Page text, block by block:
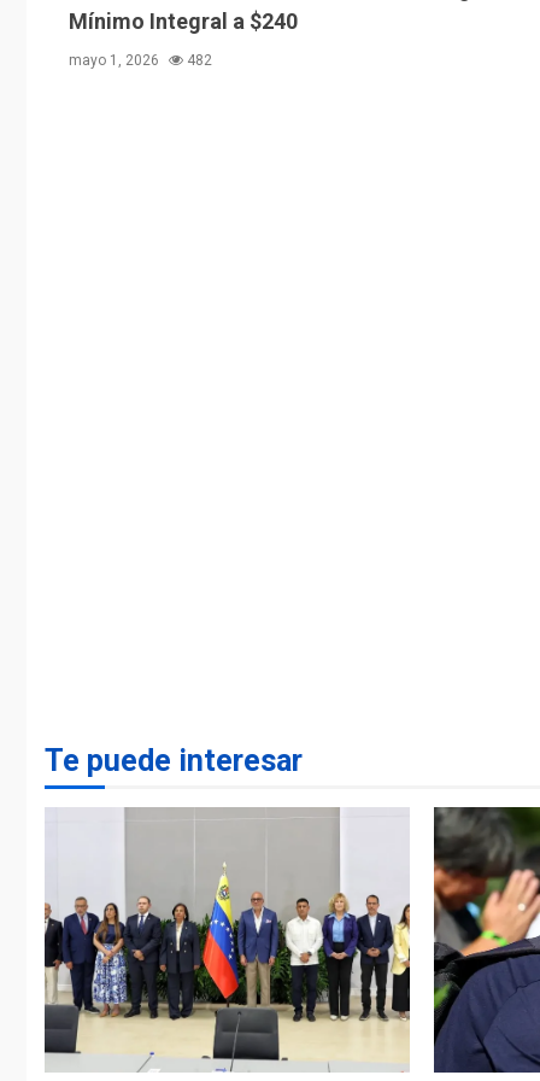
Mínimo Integral a $240
mayo 1, 2026 482
Te puede interesar